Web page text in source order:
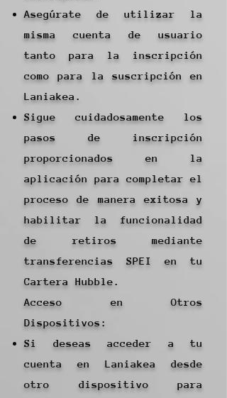
Asegúrate de utilizar la
misma cuenta de usuario
tanto para la inscripción
como para la suscripción en
Laniakea.
Sigue cuidadosamente los
pasos de inscripción
proporcionados en la
aplicación para completar el
proceso de manera exitosa y
habilitar la funcionalidad
de retiros mediante
transferencias SPEI en tu
Cartera Hubble.
Acceso en Otros
Dispositivos:
Si deseas acceder a tu
cuenta en Laniakea desde
otro dispositivo para